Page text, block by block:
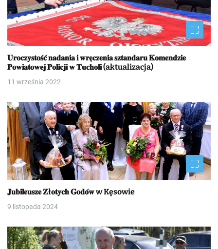
𝐔𝐫𝐨𝐜𝐳𝐲𝐬𝐭𝐨𝐬́𝐜́ 𝐧𝐚𝐝𝐚𝐧𝐢𝐚 𝐢 𝐰𝐫𝐞̨𝐜𝐳𝐞𝐧𝐢𝐚 𝐬𝐳𝐭𝐚𝐧𝐝𝐚𝐫𝐮 𝐊𝐨𝐦𝐞𝐧𝐝𝐳𝐢𝐞
𝐏𝐨𝐰𝐢𝐚𝐭𝐨𝐰𝐞𝐣 𝐏𝐨𝐥𝐢𝐜𝐣𝐢 𝐰 𝐓𝐮𝐜𝐡𝐨𝐥𝐢 (aktualizacja)
11 września 2022
𝐉𝐮𝐛𝐢𝐥𝐞𝐮𝐬𝐳𝐞 𝐙ł𝐨𝐭𝐲𝐜𝐡 𝐆𝐨𝐝𝐨́𝐰 w Kęsowie
9 listopada 2024